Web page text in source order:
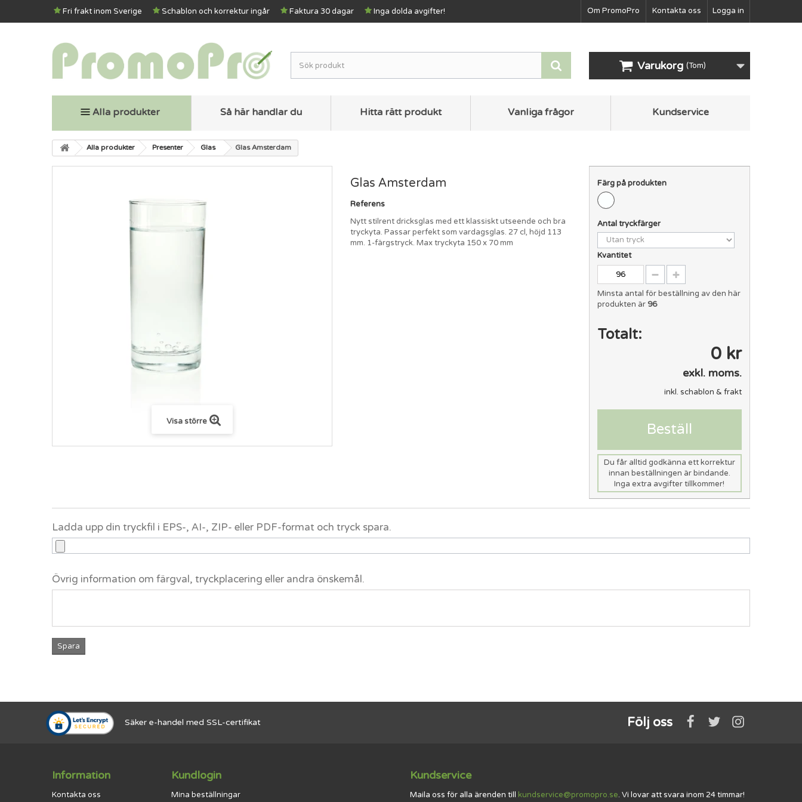
Logga in
Kontakta oss
Om PromoPro
Fri frakt inom Sverige Schablon och korrektur ingår Faktura 30 dagar Inga dolda avgifter!
Varukorg (Tom)
Alla produkter Så här handlar du Hitta rätt produkt Vanliga frågor Kundservice
Alla produkter Presenter Glas Glas Amsterdam
Visa större
Glas Amsterdam
Referens
Nytt stilrent dricksglas med ett klassiskt utseende och bra
tryckyta. Passar perfekt som vardagsglas. 27 cl, höjd 113
mm. 1-färgstryck. Max tryckyta 150 x 70 mm
Färg på produkten
Antal tryckfärger
Kvantitet
Minsta antal för beställning av den här
produkten är 96
Totalt:
0 kr
exkl. moms.
inkl. schablon & frakt
Beställ
Du får alltid godkänna ett korrektur
innan beställningen är bindande.
Inga extra avgifter tillkommer!
Ladda upp din tryckfil i EPS-, AI-, ZIP- eller PDF-format och tryck spara.
Övrig information om färgval, tryckplacering eller andra önskemål.
Spara
Säker e-handel med SSL-certifikat Följ oss
Information
Kontakta oss
Kundlogin
Mina beställningar
Kundservice
Maila oss för alla ärenden till kundservice@promopro.se. Vi lovar att svara inom 24 timmar!